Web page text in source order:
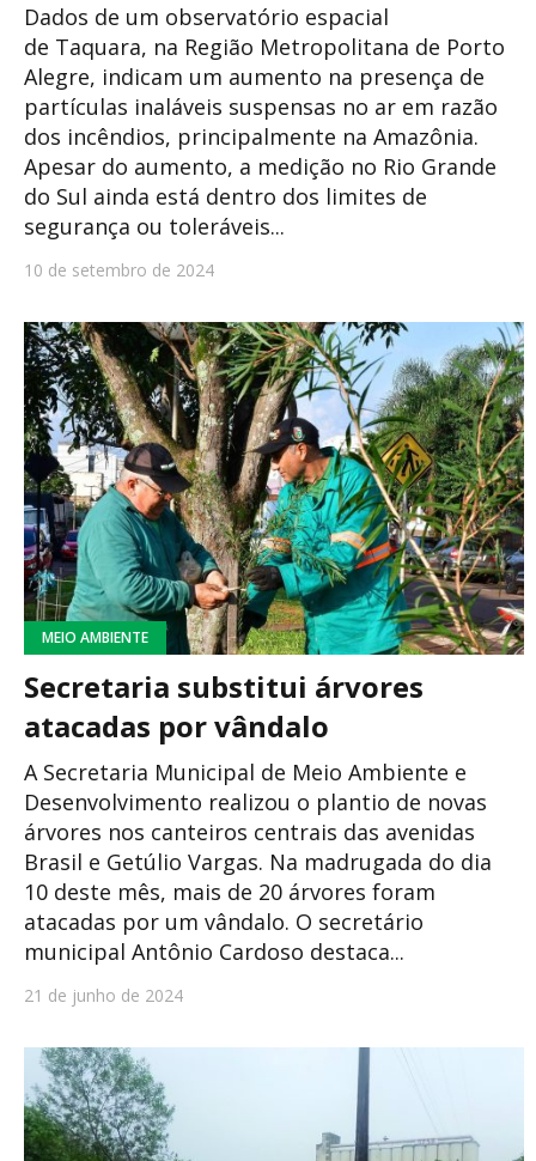
Dados de um observatório espacial
de Taquara, na Região Metropolitana de Porto
Alegre, indicam um aumento na presença de
partículas inaláveis suspensas no ar em razão
dos incêndios, principalmente na Amazônia.
Apesar do aumento, a medição no Rio Grande
do Sul ainda está dentro dos limites de
segurança ou toleráveis...
10 de setembro de 2024
MEIO AMBIENTE
Secretaria substitui árvores
atacadas por vândalo
A Secretaria Municipal de Meio Ambiente e
Desenvolvimento realizou o plantio de novas
árvores nos canteiros centrais das avenidas
Brasil e Getúlio Vargas. Na madrugada do dia
10 deste mês, mais de 20 árvores foram
atacadas por um vândalo. O secretário
municipal Antônio Cardoso destaca...
21 de junho de 2024